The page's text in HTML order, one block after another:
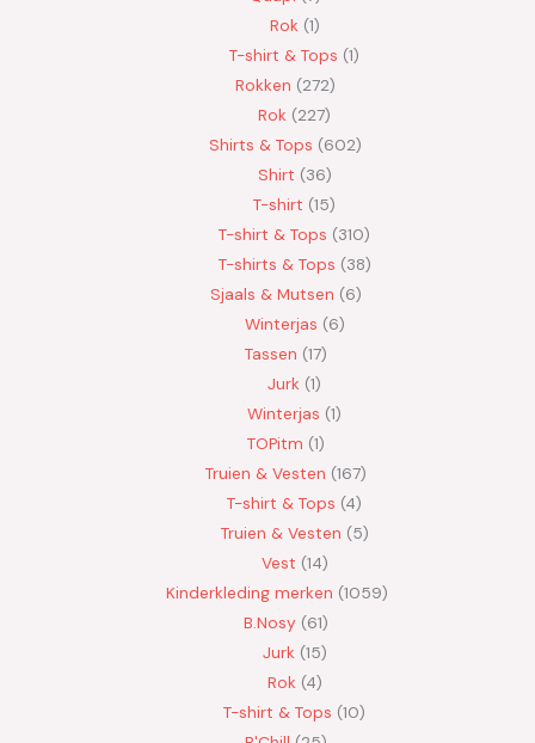
Rok 1
T-shirt & Tops 1
Rokken 272
Rok 227
Shirts & Tops 602
Shirt 36
T-shirt 15
T-shirt & Tops 310
T-shirts & Tops 38
Sjaals & Mutsen 6
Winterjas 6
Tassen 17
Jurk 1
Winterjas 1
TOPitm 1
Truien & Vesten 167
T-shirt & Tops 4
Truien & Vesten 5
Vest 14
Kinderkleding merken 1059
B.Nosy 61
Jurk 15
Rok 4
T-shirt & Tops 10